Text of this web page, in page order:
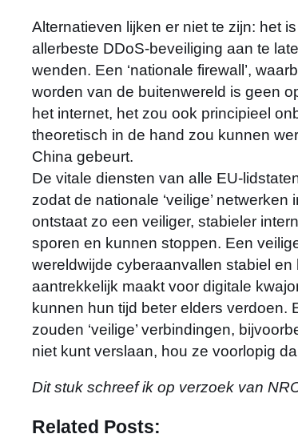
Alternatieven lijken er niet te zijn: het
allerbeste DDoS-beveiliging aan te
wenden. Een ‘nationale firewall’,
worden van de buitenwereld is geen
het internet, het zou ook principieel
theoretisch in de hand zou kunnen
China gebeurt.
De vitale diensten van alle EU-
zodat de nationale ‘veilige’
ontstaat zo een veiliger, stabieler
sporen en kunnen stoppen. Een
wereldwijde cyberaanvallen stabiel
aantrekkelijk maakt voor digitale
kunnen hun tijd beter elders verdoen.
zouden ‘veilige’ verbindingen,
niet kunt verslaan, hou ze voorlopig
Dit stuk schreef ik op verzoek van
Related Posts: